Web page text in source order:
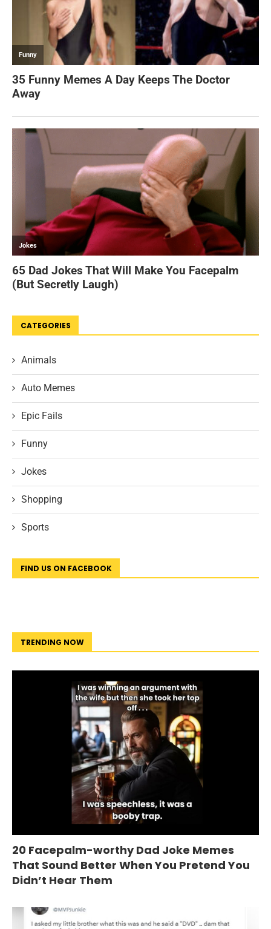
CATEGORIES
Animals
Auto Memes
Epic Fails
Funny
Jokes
Shopping
Sports
FIND US ON FACEBOOK
TRENDING NOW
20 Facepalm-worthy Dad Joke Memes
That Sound Better When You Pretend You
Didn’t Hear Them